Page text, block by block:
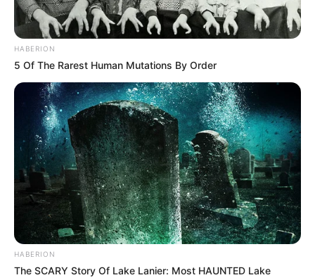
HABERION
5 Of The Rarest Human Mutations By Order
HABERION
The SCARY Story Of Lake Lanier: Most HAUNTED Lake